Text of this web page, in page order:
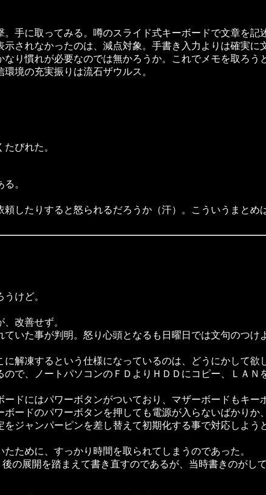
手に取ってみる。噂のスライド式キーボードで文章を記
されなかったのは、減点対象。手書き入力よりは確実に
り慣れが必要なのでは無かろうか。これでメモを取ろう
境の充実振りは流石ザウルス。
たびれた。
。
したりすると怒られるだろうか（汗）。こういうまとめ
けど。
改善せず。
いた事が判明。怒り心頭となるも日曜日では文句のつけ
解凍するという仕様になっているのは、どうにかして欲
で、ノートパソコンのＦＤよりＨＤＤにコピー、ＬＡＮ
ドにはパワーボタンがついており、マザーボードもキー
ードのパワーボタンを押しても電源が入らないばかりか
ジャンパーピンを差し替えて初期化する事で対応しよう
ために、すっかり時間を取られてしまうのであった。
の展開を踏まえて書き直すのであるが、当時書きのがし